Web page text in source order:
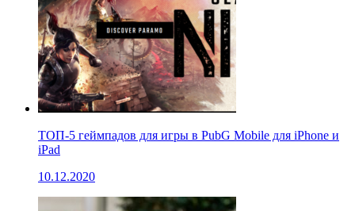
ТОП-5 геймпадов для игры в PubG Mobile для iPhone и
iPad
10.12.2020